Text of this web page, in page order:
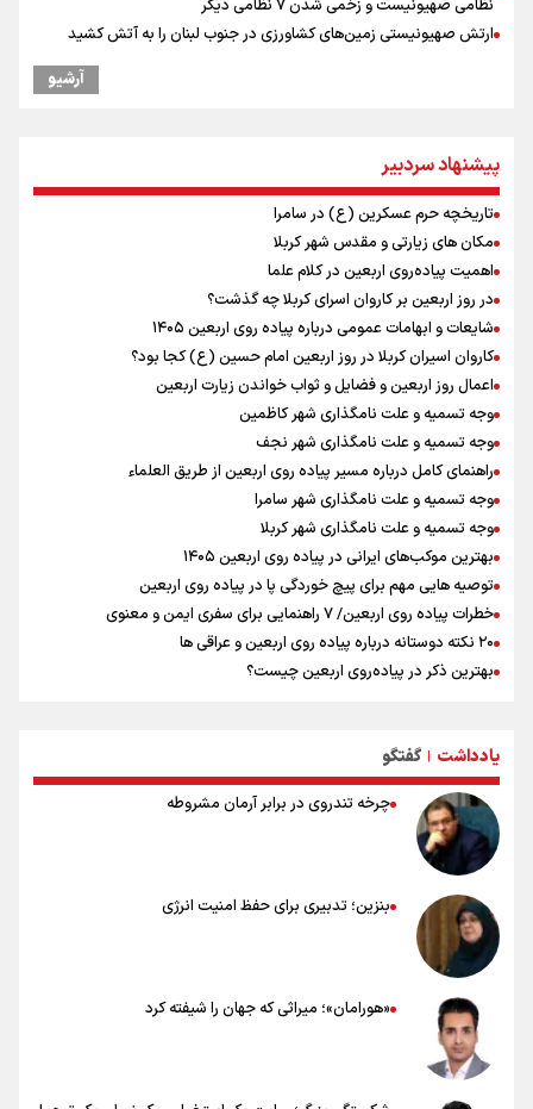
نظامی صهیونیست و زخمی شدن ۷ نظامی دیگر
ارتش صهیونیستی زمین‌های کشاورزی در جنوب لبنان را به آتش کشید
بازگشت روان دو میلیون و هشتصد هزار زائر اربعین از مرزهای شش‌گانه
خبرنگاران ایلامی
پزشکیان: سخت‌ترین شرایط ممکن پس از انقلاب را تجربه میکنیم/ اگر تا
امروز مانده‌ایم بخاطر همه‌ مردم نجیب ایران بوده است/ رهبر شهید مثل
کوه پشتیبان و حامی دولت بود
ایران آقای بلامنازع تنگه هرمز
تصاویری از آتش زدن درختان زیتون فلسطینیان به دست صهیونیستها
وزیر خارجه مصر: رژیم اسراییل بدون تامین حقوق مشروع مردم فلسطین
امنیت نخواهد داشت
آرشیو
پیشنهاد سردبیر
تاریخچه حرم عسکرین (ع) در سامرا
مکان های زیارتی و مقدس شهر کربلا
اهمیت پیاده‌روی اربعین در کلام علما
در روز اربعین بر کاروان اسرای کربلا چه گذشت؟
شایعات و ابهامات عمومی درباره پیاده روی اربعین ۱۴۰۵
کاروان اسیران کربلا در روز اربعین امام حسین (ع) کجا بود؟
اعمال روز اربعین و فضایل و ثواب خواندن زیارت اربعین
وجه تسمیه و علت نامگذاری شهر کاظمین
وجه تسمیه و علت نامگذاری شهر نجف
راهنمای کامل درباره مسیر پیاده روی اربعین از طریق العلماء
وجه تسمیه و علت نامگذاری شهر سامرا
وجه تسمیه و علت نامگذاری شهر کربلا
بهترین موکب‌های ایرانی در پیاده روی اربعین ۱۴۰۵
توصیه هایی مهم برای پیچ خوردگی پا در پیاده روی اربعین
خطرات پیاده روی اربعین/ ۷ راهنمایی برای سفری ایمن و معنوی
۲۰ نکته دوستانه درباره پیاده روی اربعین و عراقی ها
بهترین ذکر در پیاده‌روی اربعین چیست؟
نکاتی مهم برای حفظ سلامت در پیاده روی اربعین
یادداشت | گفتگو
چرخه تندروی در برابر آرمان مشروطه
بنزین؛ تدبیری برای حفظ امنیت انرژی
«هورامان»؛ میراثی که جهان را شیفته کرد